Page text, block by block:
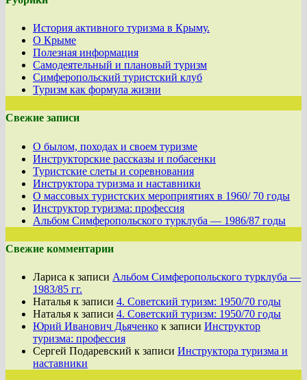
История активного туризма в Крыму.
О Крыме
Полезная информация
Самодеятельный и плановый туризм
Симферопольский туристский клуб
Туризм как формула жизни
Свежие записи
О былом, походах и своем туризме
Инструкторские рассказы и побасенки
Туристские слеты и соревнования
Инструктора туризма и наставники
О массовых туристских мероприятиях в 1960/ 70 годы
Инструктор туризма: профессия
Альбом Симферопольского турклуба — 1986/87 годы
Свежие комментарии
Лариса к записи Альбом Симферопольского турклуба —
1983/85 гг.
Наталья к записи 4. Советский туризм: 1950/70 годы
Наталья к записи 4. Советский туризм: 1950/70 годы
Юрий Иванович Дьяченко к записи Инструктор
туризма: профессия
Сергей Подаревский к записи Инструктора туризма и
наставники